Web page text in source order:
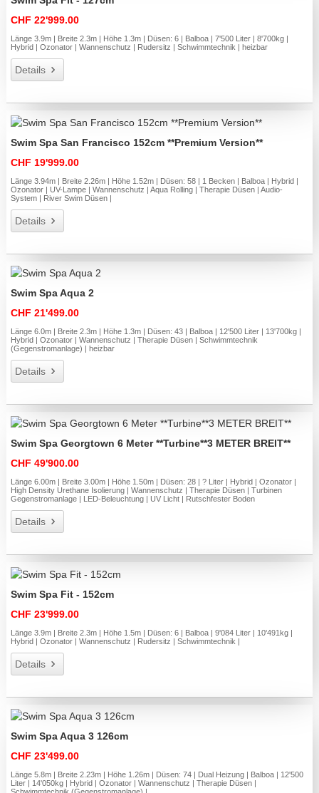
CHF 22'999.00
Länge 3.9m | Breite 2.3m | Höhe 1.3m | Düsen: 6 | Balboa | 7'500 Liter | 8'700kg |
Hybrid | Ozonator | Wannenschutz | Rudersitz | Schwimmtechnik | heizbar
Details
Swim Spa San Francisco 152cm **Premium Version**
CHF 19'999.00
Länge 3.94m | Breite 2.26m | Höhe 1.52m | Düsen: 58 | 1 Becken | Balboa | Hybrid |
Ozonator | UV-Lampe | Wannenschutz | Aqua Rolling | Therapie Düsen | Audio-
System | River Swim Düsen |
Details
Swim Spa Aqua 2
CHF 21'499.00
Länge 6.0m | Breite 2.3m | Höhe 1.3m | Düsen: 43 | Balboa | 12'500 Liter | 13'700kg |
Hybrid | Ozonator | Wannenschutz | Therapie Düsen | Schwimmtechnik
(Gegenstromanlage) | heizbar
Details
Swim Spa Georgtown 6 Meter **Turbine**3 METER BREIT**
CHF 49'900.00
Länge 6.00m | Breite 3.00m | Höhe 1.50m | Düsen: 28 | ? Liter | Hybrid | Ozonator |
High Density Urethane Isolierung | Wannenschutz | Therapie Düsen | Turbinen
Gegenstromanlage | LED-Beleuchtung | UV Licht | Rutschfester Boden
Details
Swim Spa Fit - 152cm
CHF 23'999.00
Länge 3.9m | Breite 2.3m | Höhe 1.5m | Düsen: 6 | Balboa | 9'084 Liter | 10'491kg |
Hybrid | Ozonator | Wannenschutz | Rudersitz | Schwimmtechnik |
Details
Swim Spa Aqua 3 126cm
CHF 23'499.00
Länge 5.8m | Breite 2.23m | Höhe 1.26m | Düsen: 74 | Dual Heizung | Balboa | 12'500
Liter | 14'050kg | Hybrid | Ozonator | Wannenschutz | Therapie Düsen |